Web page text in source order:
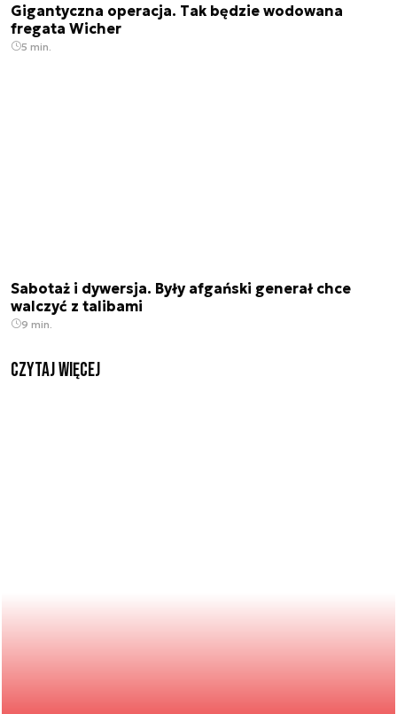
Gigantyczna operacja. Tak będzie wodowana
fregata Wicher
5 min.
Sabotaż i dywersja. Były afgański generał chce
walczyć z talibami
9 min.
czytaj więcej